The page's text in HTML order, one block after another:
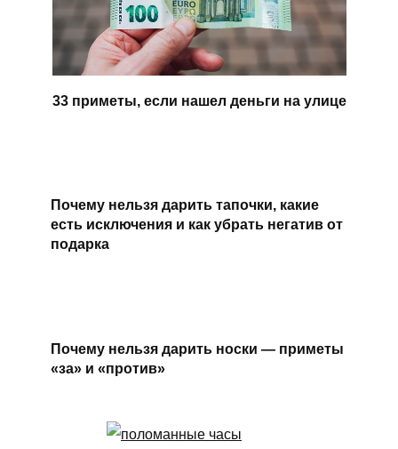
33 приметы, если нашел деньги на улице
Почему нельзя дарить тапочки, какие
есть исключения и как убрать негатив от
подарка
Почему нельзя дарить носки — приметы
«за» и «против»